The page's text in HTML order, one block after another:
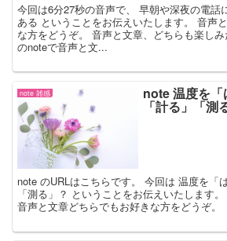
今回は6分27秒の音声で、 早朝や深夜の電話
ある ということをお伝えいたします。 音声
な方をどうぞ。 音声と文章、どちらも楽し
のnoteで音声と文...
note 雑感 note 温度を
「計る」「測
note のURLはこちらです。 今回は 温度を「
「測る」？ ということをお伝えいたします。
音声と文章どちらでもお好きな方をどうぞ。